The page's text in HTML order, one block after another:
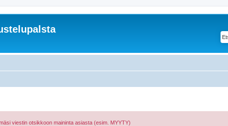
viestin otsikkoon maininta asiasta (esim. MYYTY)